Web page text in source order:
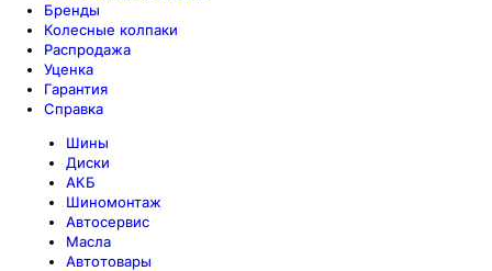
Бренды
Колесные колпаки
Распродажа
Уценка
Гарантия
Справка
Шины
Диски
АКБ
Шиномонтаж
Автосервис
Масла
Автотовары